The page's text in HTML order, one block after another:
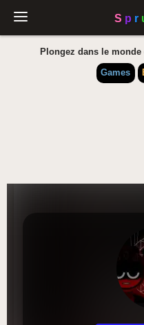
Plongez dans le
Games